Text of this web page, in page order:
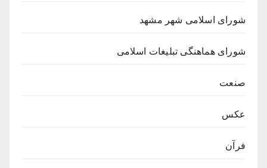
شورای اسلامی شهر مشهد
شورای هماهنگی تبلیغات اسلامی
صنعت
عکس
فرآن